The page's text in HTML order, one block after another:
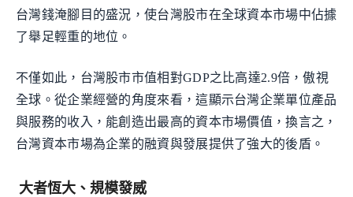
台灣錢淹腳目的盛況，使台灣股市在全球資本市場中佔據
了舉足輕重的地位。
不僅如此，台灣股市市值相對GDP之比高達2.9倍，傲視
全球。從企業經營的角度來看，這顯示台灣企業單位產品
與服務的收入，能創造出最高的資本市場價值，換言之，
台灣資本市場為企業的融資與發展提供了強大的後盾。
大者恆大、規模發威